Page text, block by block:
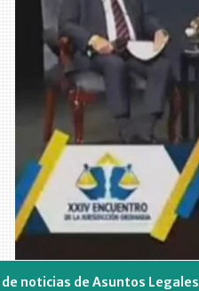
de noticias de Asuntos Legales